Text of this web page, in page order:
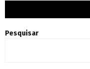
Pesquisar